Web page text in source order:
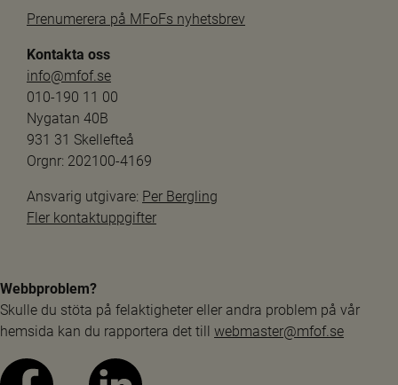
Prenumerera på MFoFs nyhetsbrev
Kontakta oss
info@mfof.se
010-190 11 00
Nygatan 40B
931 31 Skellefteå
Orgnr: 202100-4169
Ansvarig utgivare: Per Bergling
Fler kontaktuppgifter
Webbproblem?
Skulle du stöta på felaktigheter eller andra problem på vår
hemsida kan du rapportera det till webmaster@mfof.se